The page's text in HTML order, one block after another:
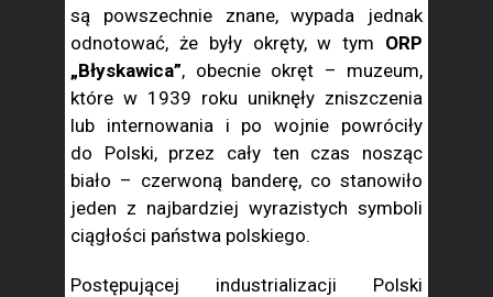
są powszechnie znane, wypada jednak
odnotować, że były okręty, w tym ORP
„Błyskawica”, obecnie okręt – muzeum,
które w 1939 roku uniknęły zniszczenia
lub internowania i po wojnie powróciły
do Polski, przez cały ten czas nosząc
biało – czerwoną banderę, co stanowiło
jeden z najbardziej wyrazistych symboli
ciągłości państwa polskiego.
Postępującej industrializacji Polski